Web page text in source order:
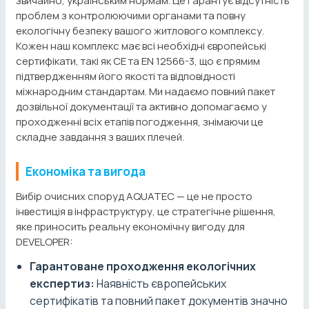
проблем з контролюючими органами та повну
екологічну безпеку вашого житлового комплексу.
Кожен наш комплекс має всі необхідні європейські
сертифікати, такі як CE та EN 12566-3, що є прямим
підтвердженням його якості та відповідності
міжнародним стандартам. Ми надаємо повний пакет
дозвільної документації та активно допомагаємо у
проходженні всіх етапів погодження, знімаючи це
складне завдання з ваших плечей.
Економіка та вигода
Вибір очисних споруд AQUATEC — це не просто
інвестиція в інфраструктуру, це стратегічне рішення,
яке приносить реальну економічну вигоду для
DEVELOPER:
Гарантоване проходження екологічних
експертиз: Наявність європейських
сертифікатів та повний пакет документів значно